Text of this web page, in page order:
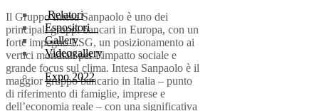
Relatori
Espositori
Gallery
Videogallery
Expo 2022
Il Gruppo Intesa Sanpaolo è uno dei
principali gruppi bancari in Europa, con un
forte impegno ESG, un posizionamento ai
vertici mondiali per l’impatto sociale e
grande focus sul clima. Intesa Sanpaolo è il
maggior gruppo bancario in Italia – punto
di riferimento di famiglie, imprese e
dell’economia reale – con una significativa